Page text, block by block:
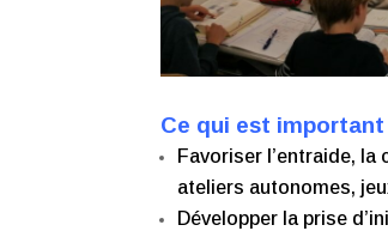
Ce qui est important
Favoriser l’entraide,
ateliers autonomes,
Développer la prise